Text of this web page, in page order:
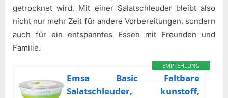
getrocknet wird. Mit einer Salatschleuder bleibt also
nicht nur mehr Zeit für andere Vorbereitungen, sondern
auch für ein entspanntes Essen mit Freunden und
Familie.
EMPFEHLUNG
Emsa Basic Faltbare
Salatschleuder, kunstoff,